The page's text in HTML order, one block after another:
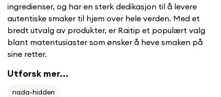
ingredienser, og har en sterk dedikasjon til å levere
autentiske smaker til hjem over hele verden. Med et
bredt utvalg av produkter, er Raitip et populært valg
blant matentusiaster som ønsker å heve smaken på
sine retter.
Utforsk mer...
nada-hidden
No, I'm not Yes, I am